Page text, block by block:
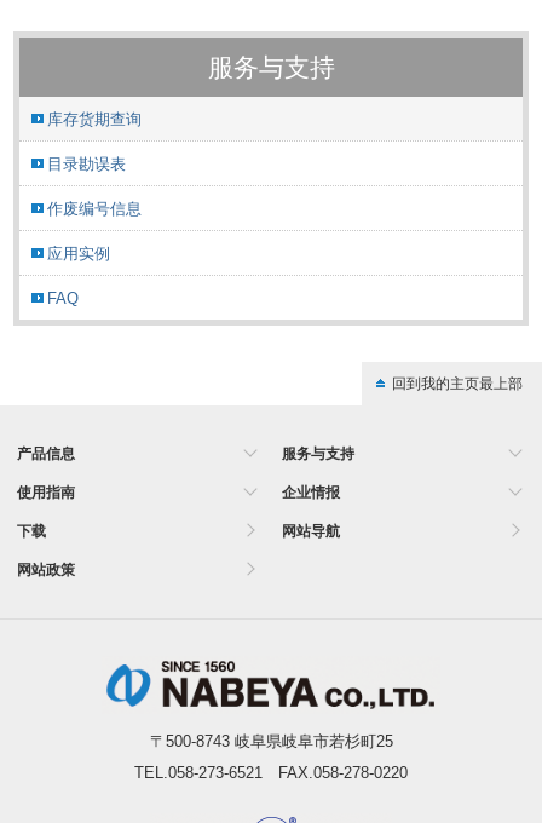
服务与支持
库存货期查询
目录勘误表
作废编号信息
应用实例
FAQ
回到我的主页最上部
产品信息 服务与支持
使用指南 企业情报
下载 网站导航
网站政策
〒500-8743 岐阜県岐阜市若杉町25
TEL.058-273-6521 FAX.058-278-0220